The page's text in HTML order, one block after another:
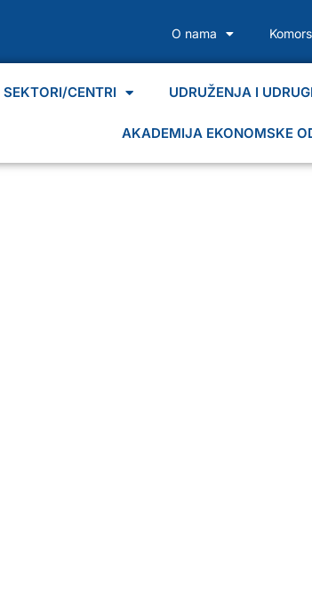
O nama
SEKTORI/CENTRI UDRUŽENJA I
AKADEMIJA EKONOMSKE